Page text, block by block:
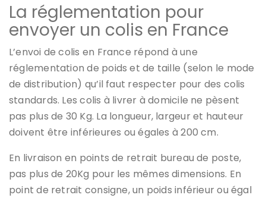
La réglementation pour
envoyer un colis en France
L’envoi de colis en France répond à une
réglementation de poids et de taille (selon le mode
de distribution) qu’il faut respecter pour des colis
standards. Les colis à livrer à domicile ne pèsent
pas plus de 30 Kg. La longueur, largeur et hauteur
doivent être inférieures ou égales à 200 cm.
En livraison en points de retrait bureau de poste,
pas plus de 20Kg pour les mêmes dimensions. En
point de retrait consigne, un poids inférieur ou égal